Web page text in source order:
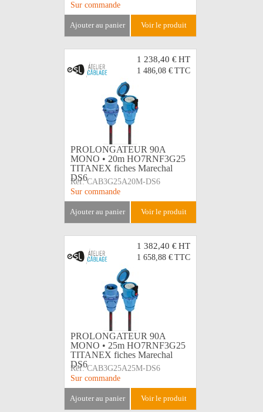
Sur commande
ajouter au panier voir le produit
1 238,40 €HT
1 486,08 € TTC
PROLONGATEUR 90A
MONO • 20m HO7RNF3G25
TITANEX fiches Marechal
DS6
Réf: CAB3G25A20M-DS6
Sur commande
ajouter au panier voir le produit
1 382,40 €HT
1 658,88 € TTC
PROLONGATEUR 90A
MONO • 25m HO7RNF3G25
TITANEX fiches Marechal
DS6
Réf: CAB3G25A25M-DS6
Sur commande
ajouter au panier voir le produit